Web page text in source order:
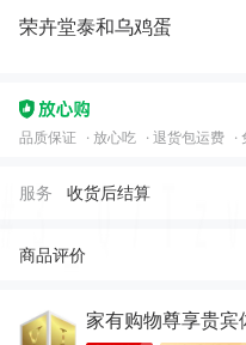
荣卉堂泰和乌鸡蛋
品质保证 放心吃 退货包运费
服务 收货后结算
商品评价
家有购物尊享贵宾